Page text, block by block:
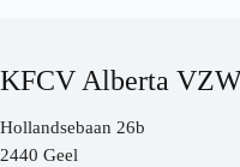
KFCV Alberta
Hollandsebaan 26b
2440 Geel